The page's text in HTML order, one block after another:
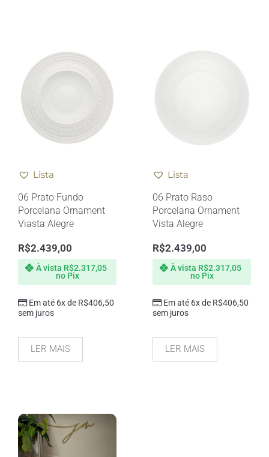
Lista
06 Prato Fundo
Porcelana Ornament
Viasta Alegre
R$2.439,00
Em até 6x de R$406,50
sem juros
À vista R$2.317,05
no Pix
LER MAIS
Lista
06 Prato Raso
Porcelana Ornament
Vista Alegre
R$2.439,00
Em até 6x de R$406,50
sem juros
À vista R$2.317,05
no Pix
LER MAIS